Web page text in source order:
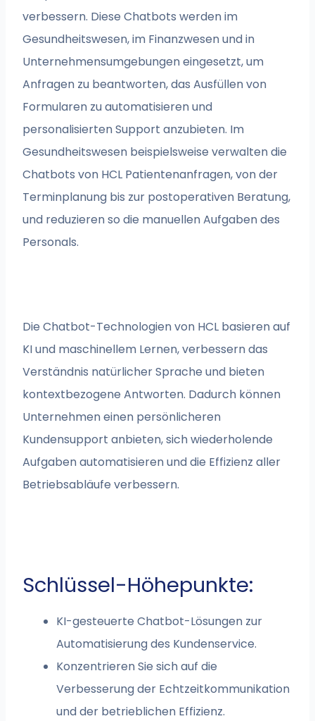
verbessern. Diese Chatbots werden im
Gesundheitswesen, im Finanzwesen und in
Unternehmensumgebungen eingesetzt, um
Anfragen zu beantworten, das Ausfüllen von
Formularen zu automatisieren und
personalisierten Support anzubieten. Im
Gesundheitswesen beispielsweise verwalten die
Chatbots von HCL Patientenanfragen, von der
Terminplanung bis zur postoperativen Beratung,
und reduzieren so die manuellen Aufgaben des
Personals.
Die Chatbot-Technologien von HCL basieren auf
KI und maschinellem Lernen, verbessern das
Verständnis natürlicher Sprache und bieten
kontextbezogene Antworten. Dadurch können
Unternehmen einen persönlicheren
Kundensupport anbieten, sich wiederholende
Aufgaben automatisieren und die Effizienz aller
Betriebsabläufe verbessern.
Schlüssel-Höhepunkte:
KI-gesteuerte Chatbot-Lösungen zur
Automatisierung des Kundenservice.
Konzentrieren Sie sich auf die
Verbesserung der Echtzeitkommunikation
und der betrieblichen Effizienz.